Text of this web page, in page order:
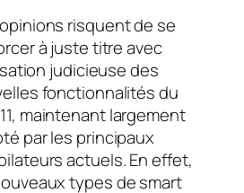
risquent de se
à juste titre avec
judicieuse des
fonctionnalités du
maintenant largement
par les principaux
actuels. En effet,
types de smart